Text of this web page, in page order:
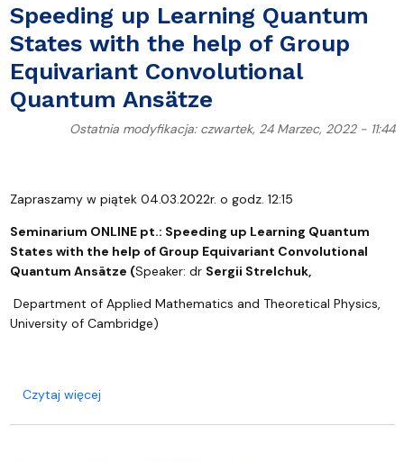
Speeding up Learning Quantum
States with the help of Group
Equivariant Convolutional
Quantum Ansätze
Ostatnia modyfikacja: czwartek, 24 Marzec, 2022 - 11:44
Zapraszamy w piątek 04.03.2022r. o godz. 12:15
Seminarium ONLINE pt.: Speeding up Learning Quantum
States with the help of Group Equivariant Convolutional
Quantum Ansätze (Speaker: dr Sergii Strelchuk,
Department of Applied Mathematics and Theoretical Physics,
University of Cambridge)
Czytaj więcejo Speeding up Learning Quantum States with the